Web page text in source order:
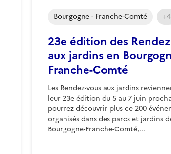
23e édition des
aux jardins en
Franche-Comté
Les Rendez-vous aux jardins
leur 23e édition du 5 au 7 juin
pourrez découvrir plus de 200
organisés dans des parcs et jardins
Bourgogne-Franche-Comté,...
Bourgogne - Franche-Comté +4